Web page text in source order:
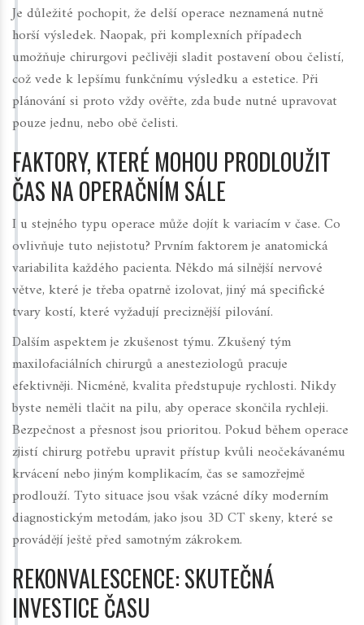
Je důležité pochopit, že delší operace neznamená nutně
horší výsledek. Naopak, při komplexních případech
umožňuje chirurgovi pečlivěji sladit postavení obou čelistí,
což vede k lepšímu funkčnímu výsledku a estetice. Při
plánování si proto vždy ověřte, zda bude nutné upravovat
pouze jednu, nebo obě čelisti.
FAKTORY, KTERÉ MOHOU PRODLOUŽIT
ČAS NA OPERAČNÍM SÁLE
I u stejného typu operace může dojít k variacím v čase. Co
ovlivňuje tuto nejistotu? Prvním faktorem je anatomická
variabilita každého pacienta. Někdo má silnější nervové
větve, které je třeba opatrně izolovat, jiný má specifické
tvary kostí, které vyžadují preciznější pilování.
Dalším aspektem je zkušenost týmu. Zkušený tým
maxilofaciálních chirurgů a anesteziologů pracuje
efektivněji. Nicméně, kvalita předstupuje rychlosti. Nikdy
byste neměli tlačit na pilu, aby operace skončila rychleji.
Bezpečnost a přesnost jsou prioritou. Pokud během operace
zjistí chirurg potřebu upravit přístup kvůli neočekávanému
krvácení nebo jiným komplikacím, čas se samozřejmě
prodlouží. Tyto situace jsou však vzácné díky moderním
diagnostickým metodám, jako jsou 3D CT skeny, které se
provádějí ještě před samotným zákrokem.
REKONVALESCENCE: SKUTEČNÁ
INVESTICE ČASU